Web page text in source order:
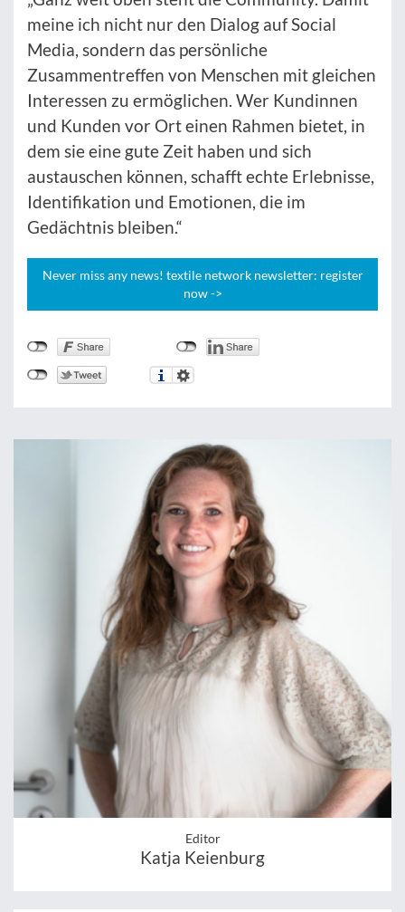
meine ich nicht nur den Dialog auf Social
Media, sondern das persönliche
Zusammentreffen von Menschen mit gleichen
Interessen zu ermöglichen. Wer Kundinnen
und Kunden vor Ort einen Rahmen bietet, in
dem sie eine gute Zeit haben und sich
austauschen können, schafft echte Erlebnisse,
Identifikation und Emotionen, die im
Gedächtnis bleiben.“
Never miss any news! textile network newsletter: register
now ->
Editor
Katja Keienburg